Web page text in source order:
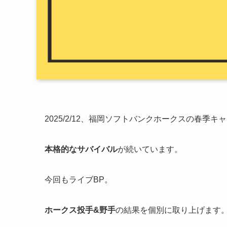
2025/2/12、福岡ソフトバンクホークスの春季キ
本格的なサバイバルが続いています。
今回もライブBP。
ホークス投手&野手の結果を個別に取り上げます。